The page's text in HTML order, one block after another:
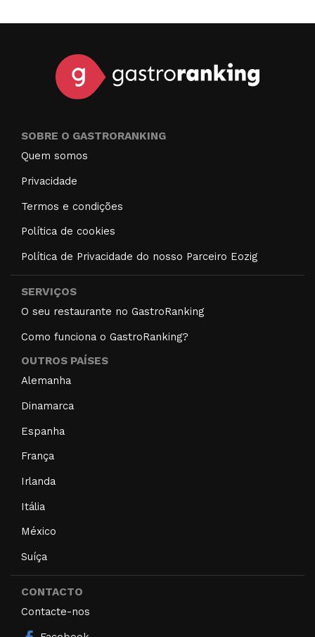
SOBRE O GASTRORANKING
Quem somos
Privacidade
Termos e condições
Política de cookies
Política de Privacidade do nosso Parceiro Eozig
SERVIÇOS
O seu restaurante no GastroRanking
Como funciona o GastroRanking?
OUTROS PAÍSES
Alemanha
Dinamarca
Espanha
França
Irlanda
Itália
México
Suíça
CONTACTO
Contacte-nos